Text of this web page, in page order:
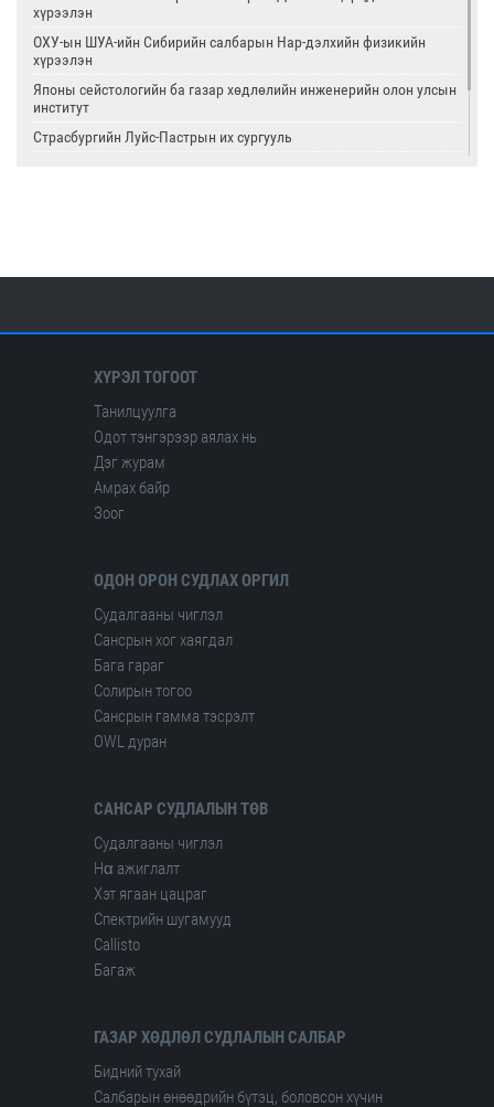
хүрээлэн
ОХУ-ын ШУА-ийн Сибирийн салбарын Нар-дэлхийн физикийн
хүрээлэн
Японы сейстологийн ба газар хөдлөлийн инженерийн олон улсын
институт
Страсбургийн Луйс-Пастрын их сургууль
ХҮРЭЛ ТОГООТ
Танилцуулга
Одот тэнгэрээр аялах нь
Дэг журам
Амрах байр
Зоог
ОДОН ОРОН СУДЛАХ ОРГИЛ
Судалгааны чиглэл
Сансрын хог хаягдал
Бага гараг
Солирын тогоо
Сансрын гамма тэсрэлт
OWL дуран
САНСАР СУДЛАЛЫН ТӨВ
Судалгааны чиглэл
Hα ажиглалт
Хэт ягаан цацраг
Спектрийн шугамууд
Сallisto
Багаж
ГАЗАР ХӨДЛӨЛ СУДЛАЛЫН САЛБАР
Бидний тухай
Салбарын өнөөдрийн бүтэц, боловсон хүчин